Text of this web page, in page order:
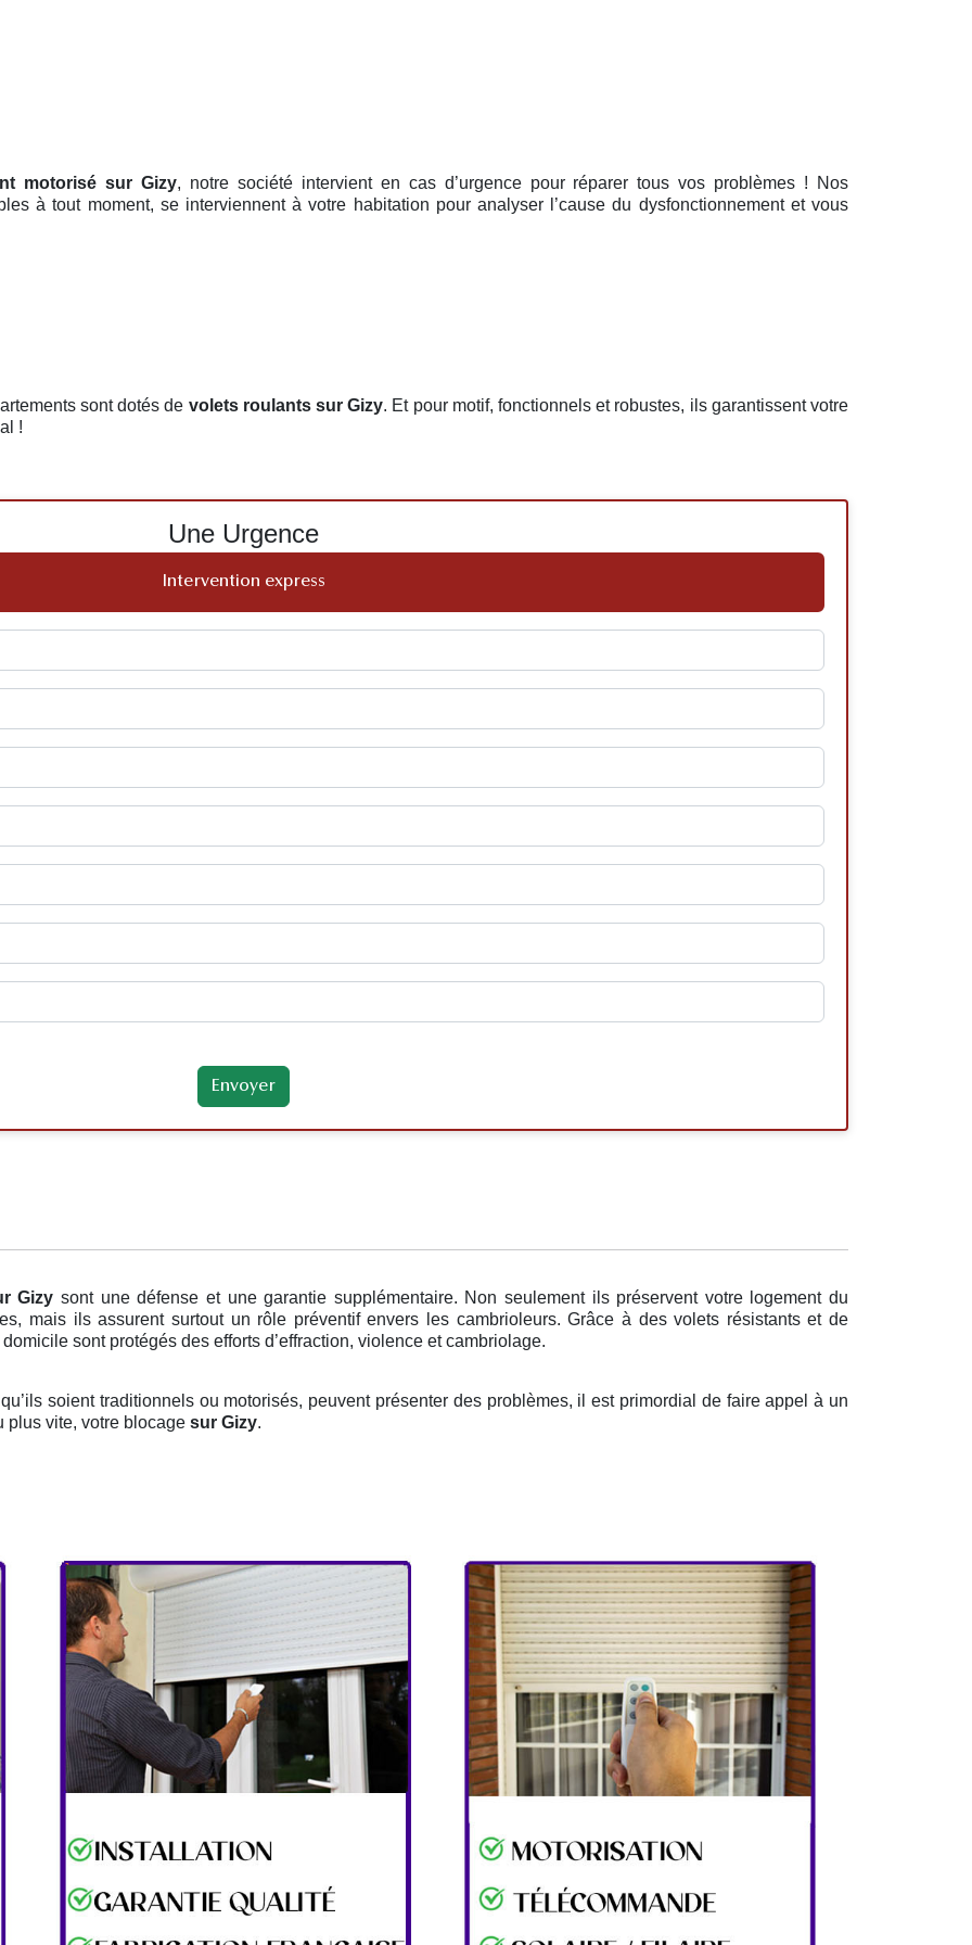
motorisé sur Gizy, notre société intervient en cas d’urgence pour réparer tous vos problèmes ! Nos
à tout moment, se interviennent à votre habitation pour analyser l’cause du dysfonctionnement et vous
sont dotés de volets roulants sur Gizy. Et pour motif, fonctionnels et robustes, ils garantissent votre
!
Une Urgence
Intervention express
Gizysont une défense et une garantie supplémentaire. Non seulement ils préservent votre logement du
mais ils assurent surtout un rôle préventif envers les cambrioleurs. Grâce à des volets résistants et de
sont protégés des efforts d’effraction, violence et cambriolage.
soient traditionnels ou motorisés, peuvent présenter des problèmes, il est primordial de faire appel à un
plus vite, votre blocage sur Gizy.